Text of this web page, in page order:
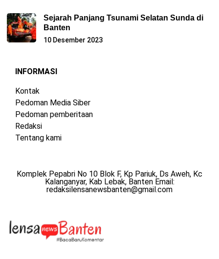
Sejarah Panjang Tsunami Selatan Sunda di
Banten
10 Desember 2023
INFORMASI
Kontak
Pedoman Media Siber
Pedoman pemberitaan
Redaksi
Tentang kami
Komplek Pepabri No 10 Blok F, Kp Pariuk, Ds Aweh, Kc
Kalanganyar, Kab Lebak, Banten Email:
redaksilensanewsbanten@gmail.com